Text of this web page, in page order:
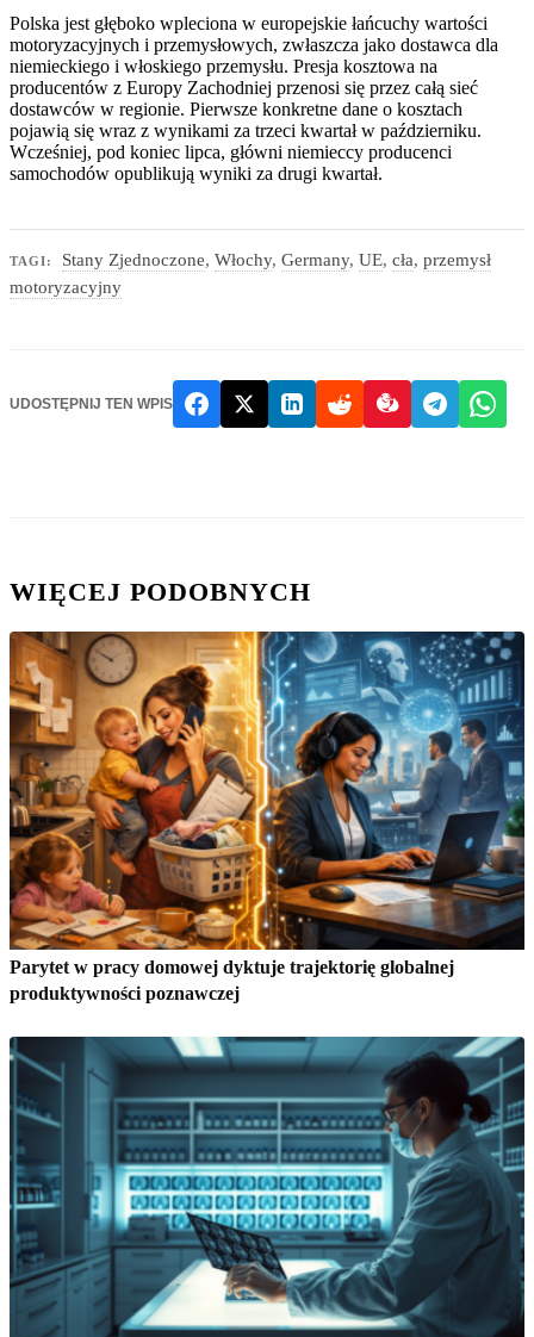
Polska jest głęboko wpleciona w europejskie łańcuchy wartości
motoryzacyjnych i przemysłowych, zwłaszcza jako dostawca dla
niemieckiego i włoskiego przemysłu. Presja kosztowa na
producentów z Europy Zachodniej przenosi się przez całą sieć
dostawców w regionie. Pierwsze konkretne dane o kosztach
pojawią się wraz z wynikami za trzeci kwartał w październiku.
Wcześniej, pod koniec lipca, główni niemieccy producenci
samochodów opublikują wyniki za drugi kwartał.
TAGI: Stany Zjednoczone,Włochy,Germany,UE,cła,przemysł
motoryzacyjny
UDOSTĘPNIJ TEN WPIS
WIĘCEJ PODOBNYCH
Parytet w pracy domowej dyktuje trajektorię globalnej
produktywności poznawczej